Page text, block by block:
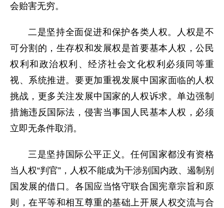
会贻害无穷。
二是坚持全面促进和保护各类人权。人权是不
可分割的，生存权和发展权是首要基本人权，公民
权利和政治权利、经济社会文化权利必须同等重
视、系统推进。要更加重视发展中国家面临的人权
挑战，更多关注发展中国家的人权诉求。单边强制
措施违反国际法，侵害当事国人民基本人权，必须
立即无条件取消。
三是坚持国际公平正义。任何国家都没有资格
当人权“判官”，人权不能成为干涉别国内政、遏制别
国发展的借口。各国应当恪守联合国宪章宗旨和原
则，在平等和相互尊重的基础上开展人权交流与合